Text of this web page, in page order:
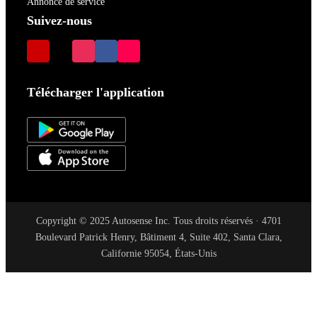
Suivez-nous
Télécharger l'application
Copyright © 2025 Autosense Inc. Tous droits réservés · 4701
Boulevard Patrick Henry, Bâtiment 4, Suite 402, Santa Clara,
Californie 95054, États-Unis